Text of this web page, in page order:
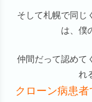
そして札幌で同じ
は、僕
仲間だって認めて
れ
クローン病患